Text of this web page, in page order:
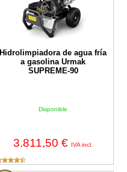
Hidrolimpiadora de agua fría
a gasolina Urmak
SUPREME-90
Disponible
3.811,50 € IVA incl.